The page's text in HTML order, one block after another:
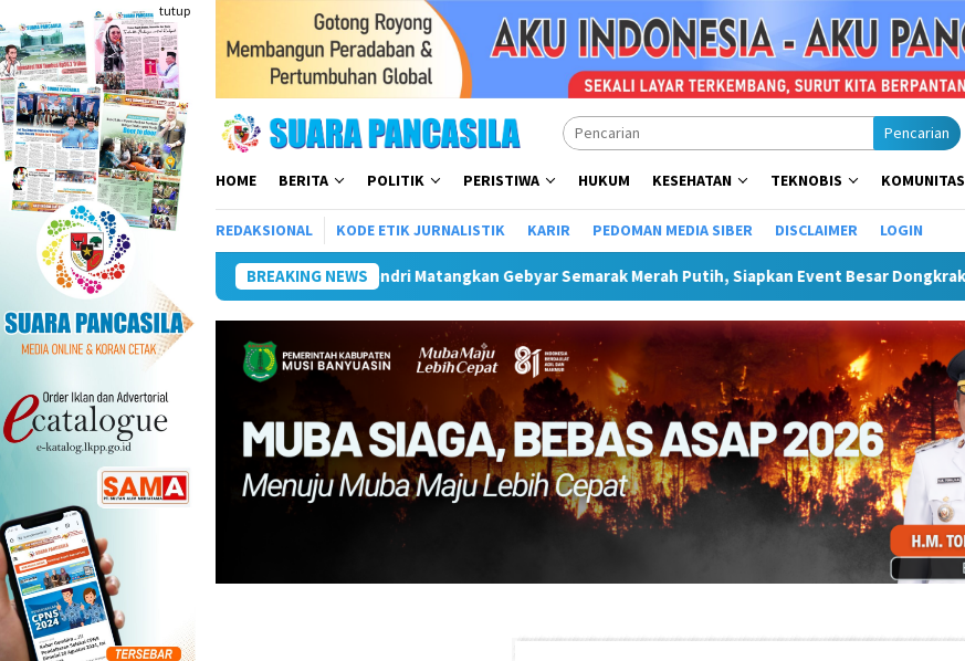
ke
konten
tutup
Pencarian
HOME BERITA POLITIK PERISTIWA HUKUM KESEHATAN TEKNOBIS KOMUNITAS
REDAKSIONAL KODE ETIK JURNALISTIK KARIR PEDOMAN MEDIA SIBER DISCLAIMER LOGIN
BREAKING NEWS
Plt Bupati Hendri Matangkan Gebyar Semarak Merah Putih, Siapkan Event Besar Dongkrak UMKM Dan Pariwisata